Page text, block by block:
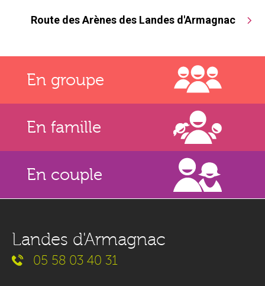
Route des Arènes des Landes d'Armagnac
En groupe
En famille
En couple
Landes d'Armagnac
05 58 03 40 31